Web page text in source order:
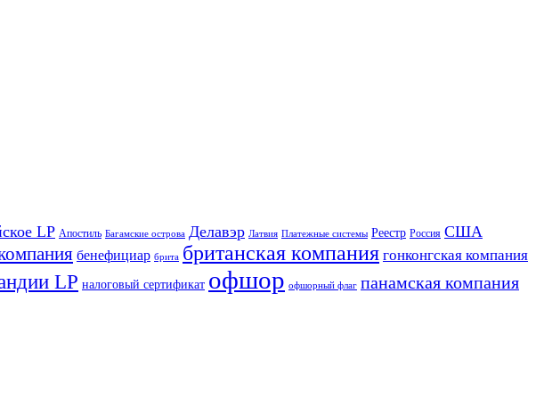
LP Апостиль Багамские острова Делавэр Латвия Платежные системы Реестр Россия США
бенефициар брита британская компания гонконгская компания
LP налоговый сертификат офшор офшорный флаг панамская компания